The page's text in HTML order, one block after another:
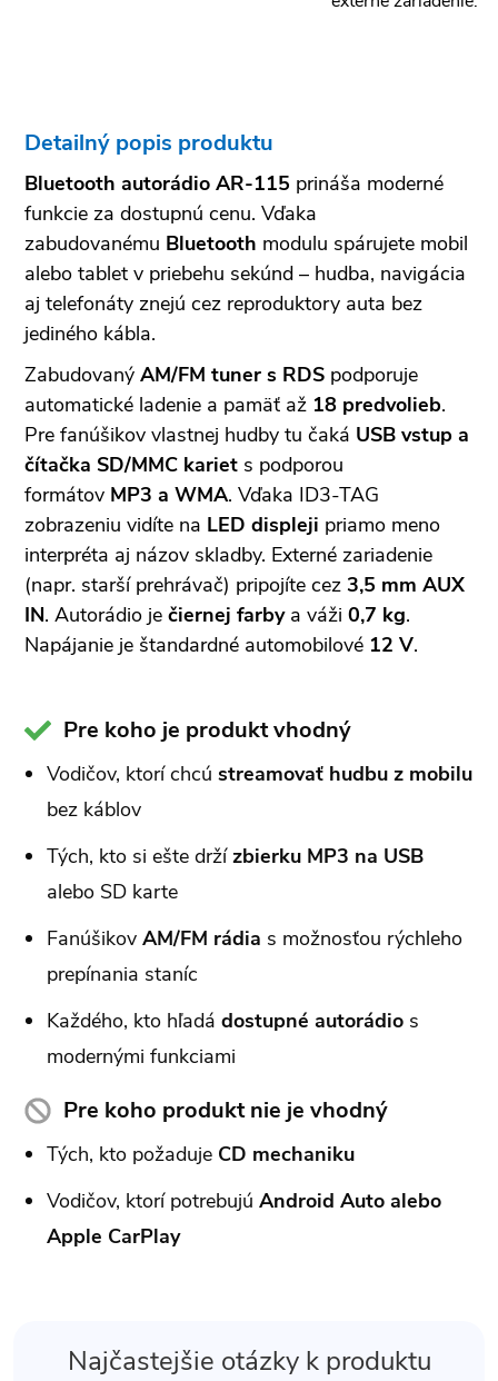
Detailný popis produktu
Bluetooth autorádio AR-115 prináša moderné
funkcie za dostupnú cenu. Vďaka
zabudovanému Bluetooth modulu spárujete mobil
alebo tablet v priebehu sekúnd – hudba, navigácia
aj telefonáty znejú cez reproduktory auta bez
jediného kábla.
Zabudovaný AM/FM tuner s RDS podporuje
automatické ladenie a pamäť až 18 predvolieb.
Pre fanúšikov vlastnej hudby tu čaká USB vstup a
čítačka SD/MMC kariet s podporou
formátov MP3 a WMA. Vďaka ID3-TAG
zobrazeniu vidíte na LED displeji priamo meno
interpréta aj názov skladby. Externé zariadenie
(napr. starší prehrávač) pripojíte cez 3,5 mm AUX
IN. Autorádio je čiernej farbya váži 0,7 kg.
Napájanie je štandardné automobilové 12 V.
Pre koho je produkt vhodný
Vodičov, ktorí chcú streamovať hudbu z mobilu
bez káblov
Tých, kto si ešte držízbierku MP3 na USB
alebo SD karte
Fanúšikov AM/FM rádia s možnosťou rýchleho
prepínania staníc
Každého, kto hľadá dostupné autorádio s
modernými funkciami
Pre koho produkt nie je vhodný
Tých, kto požaduje CD mechaniku
Vodičov, ktorí potrebujú Android Auto alebo
Apple CarPlay
Najčastejšie otázky k produktu